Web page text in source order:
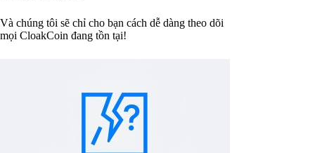
Và chúng tôi sẽ chỉ cho bạn cách dễ dàng theo dõi
mọi CloakCoin đang tồn tại!